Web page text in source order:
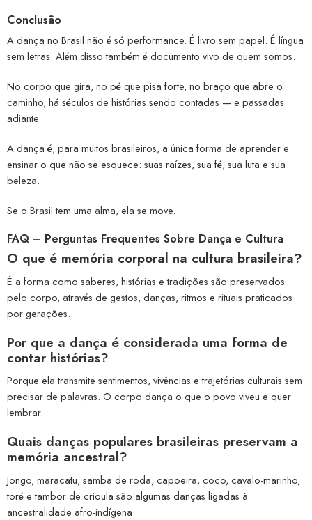
Conclusão
A dança no Brasil não é só performance. É livro sem papel. É língua
sem letras. Além disso também é documento vivo de quem somos.
No corpo que gira, no pé que pisa forte, no braço que abre o
caminho, há séculos de histórias sendo contadas — e passadas
adiante.
A dança é, para muitos brasileiros, a única forma de aprender e
ensinar o que não se esquece: suas raízes, sua fé, sua luta e sua
beleza.
Se o Brasil tem uma alma, ela se move.
FAQ – Perguntas Frequentes Sobre Dança e Cultura
O que é memória corporal na cultura brasileira?
É a forma como saberes, histórias e tradições são preservados
pelo corpo, através de gestos, danças, ritmos e rituais praticados
por gerações.
Por que a dança é considerada uma forma de
contar histórias?
Porque ela transmite sentimentos, vivências e trajetórias culturais sem
precisar de palavras. O corpo dança o que o povo viveu e quer
lembrar.
Quais danças populares brasileiras preservam a
memória ancestral?
Jongo, maracatu, samba de roda, capoeira, coco, cavalo-marinho,
toré e tambor de crioula são algumas danças ligadas à
ancestralidade afro-indígena.